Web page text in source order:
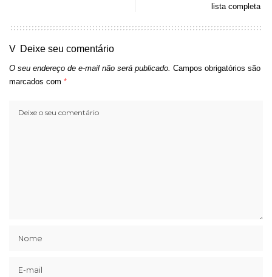
lista completa
Deixe seu comentário
O seu endereço de e-mail não será publicado. Campos obrigatórios são
marcados com *